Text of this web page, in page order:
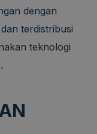
dengan
terdistribusi
teknologi